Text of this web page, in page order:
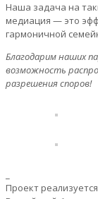
Наша задача на
медиация — это
гармоничной
Благодарим наших
возможность
разрешения споров!
Проект